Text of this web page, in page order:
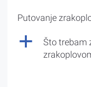
Putovanje
a
Što trebam